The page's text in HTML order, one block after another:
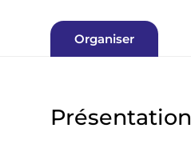
Organiser
Présentation